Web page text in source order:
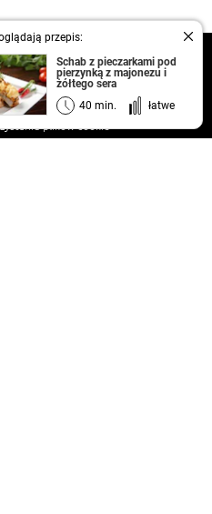
przepis:
Schab z pieczarkami pod
pierzynką z majonezu i
żółtego sera
40 min.
łatwe
prywatności
plików cookie